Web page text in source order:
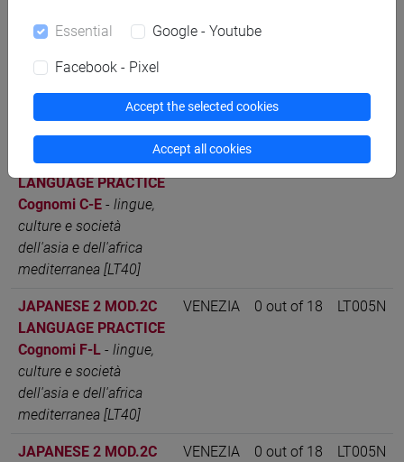
LANGUAGE PRACTICE
Cognomi A-B
-
lingue,
culture e società
dell'asia e dell'africa
mediterranea [LT40]
JAPANESE 2 MOD.2C
LANGUAGE PRACTICE
Cognomi C-E - lingue,
culture e società
dell'asia e dell'africa
mediterranea [LT40]
VENEZIA 0 out of 18 LT005N
JAPANESE 2 MOD.2C
LANGUAGE PRACTICE
Cognomi F-L - lingue,
culture e società
dell'asia e dell'africa
mediterranea [LT40]
VENEZIA 0 out of 18 LT005N
JAPANESE 2 MOD.2C
VENEZIA 0 out of 18 LT005N
Essential Google - Youtube
Facebook - Pixel
Accept the selected cookies
Accept all cookies